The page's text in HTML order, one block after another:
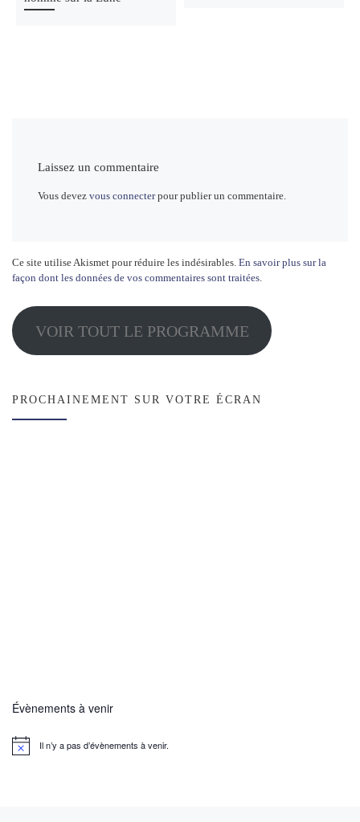
Laissez un commentaire
Vous devezvous connecterpour publier un commentaire.
Ce site utilise Akismet pour réduire les indésirables. En savoir plus sur la
façon dont les données de vos commentaires sont traitées.
VOIR TOUT LE PROGRAMME
PROCHAINEMENT SUR VOTRE ÉCRAN
Évènements à venir
Il n’y a pas d’évènements à venir.